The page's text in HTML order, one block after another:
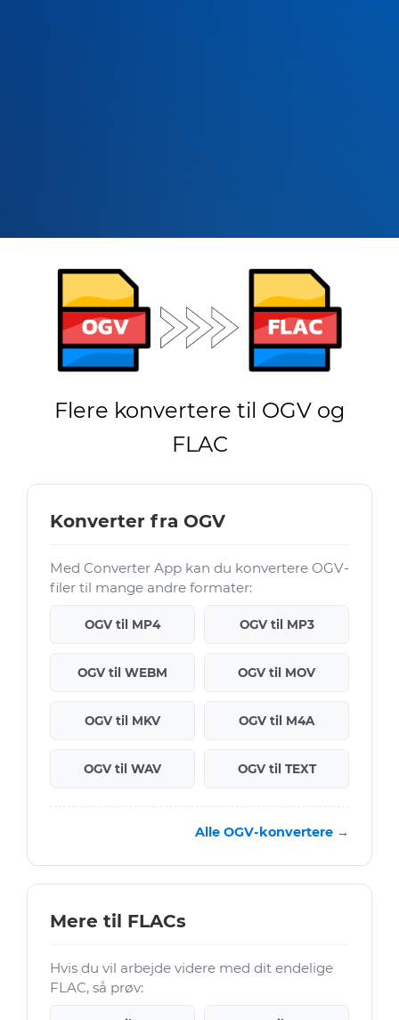
Flere konvertere til OGV og
FLAC
Konverter fra OGV
Med Converter App kan du konvertere OGV-
filer til mange andre formater:
OGV til MP4 OGV til MP3
OGV til WEBM OGV til MOV
OGV til MKV OGV til M4A
OGV til WAV OGV til TEXT
Alle OGV-konvertere →
Mere til FLACs
Hvis du vil arbejde videre med dit endelige
FLAC, så prøv: